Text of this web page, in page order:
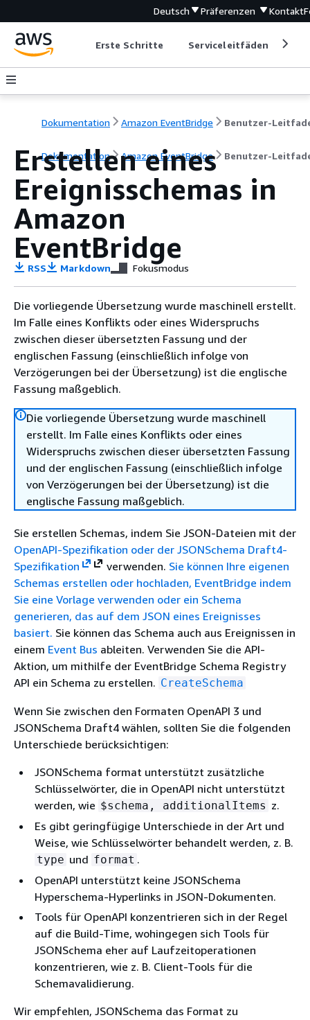
Deutsch Präferenzen Kontakt
Erste Schritte Serviceleitfäden
Dokumentation Amazon EventBridge Benutzer-
Dokumentation Amazon EventBridge Benutzer-
Erstellen eines
Ereignisschemas in
Amazon
EventBridge
RSS Markdown Fokusmodus
Die vorliegende Übersetzung wurde maschinell erstellt.
Im Falle eines Konflikts oder eines Widerspruchs
zwischen dieser übersetzten Fassung und der
englischen Fassung (einschließlich infolge von
Verzögerungen bei der Übersetzung) ist die englische
Fassung maßgeblich.
Die vorliegende Übersetzung wurde maschinell
erstellt. Im Falle eines Konflikts oder eines
Widerspruchs zwischen dieser übersetzten Fassung
und der englischen Fassung (einschließlich infolge
von Verzögerungen bei der Übersetzung) ist die
englische Fassung maßgeblich.
Sie erstellen Schemas, indem Sie JSON-Dateien mit der
OpenAPI-Spezifikation oder der JSONSchema Draft4-
Spezifikation
verwenden. Sie können Ihre eigenen
Schemas erstellen oder hochladen, EventBridge indem
Sie eine Vorlage verwenden oder ein Schema
generieren, das auf dem JSON eines Ereignisses
basiert. Sie können das Schema auch aus Ereignissen in
einem Event Bus ableiten. Verwenden Sie die API-
Aktion, um mithilfe der EventBridge Schema Registry
API ein Schema zu erstellen. CreateSchema
Wenn Sie zwischen den Formaten OpenAPI 3 und
JSONSchema Draft4 wählen, sollten Sie die folgenden
Unterschiede berücksichtigen:
JSONSchema format unterstützt zusätzliche
Schlüsselwörter, die in OpenAPI nicht unterstützt
werden, wie $schema, additionalItems z.
Es gibt geringfügige Unterschiede in der Art und
Weise, wie Schlüsselwörter behandelt werden, z. B.
type und format .
OpenAPI unterstützt keine JSONSchema
Hyperschema-Hyperlinks in JSON-Dokumenten.
Tools für OpenAPI konzentrieren sich in der Regel
auf die Build-Time, wohingegen sich Tools für
JSONSchema eher auf Laufzeitoperationen
konzentrieren, wie z. B. Client-Tools für die
Schemavalidierung.
Wir empfehlen, JSONSchema das Format zu